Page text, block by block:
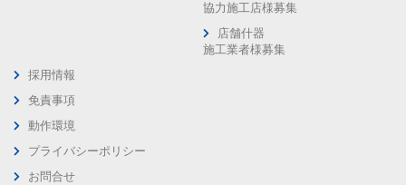
協力施工店様募集
店舗什器
施工業者様募集
採用情報
免責事項
動作環境
プライバシーポリシー
お問合せ